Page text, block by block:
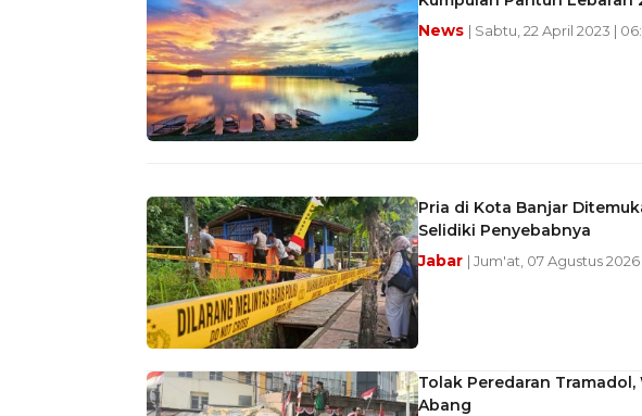
News | Sabtu, 22 April 2023 |
Pria di Kota Banjar
Selidiki Penyebabnya
Jabar | Jum'at, 07 Agustus 2026
Tolak Peredaran
Abang